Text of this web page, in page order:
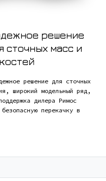
решение
сточных масс и
решение для сточных
широкий модельный ряд,
дилера Римос
перекачку в